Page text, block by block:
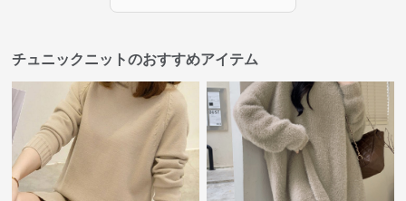
チュニックニットのおすすめアイテム